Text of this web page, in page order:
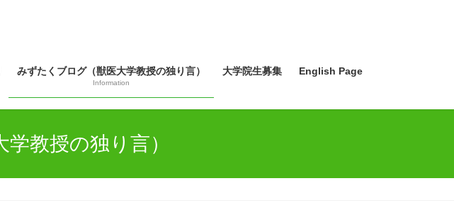
みずたくブログ（獣医大学教授の独り言）
Information
大学院生募集 English Page
教授の独り言）